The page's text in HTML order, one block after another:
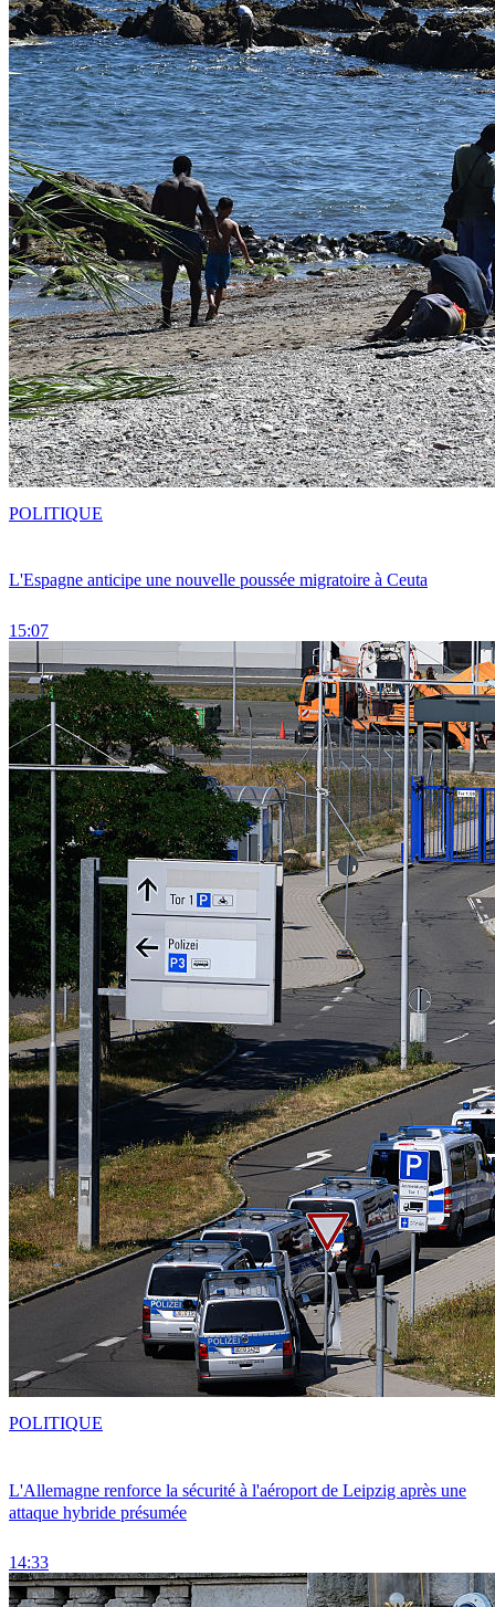
L'Espagne anticipe une nouvelle poussée migratoire à Ceuta
15:07
POLITIQUE
L'Allemagne renforce la sécurité à l'aéroport de Leipzig après une
attaque hybride présumée
14:33
POLITIQUE